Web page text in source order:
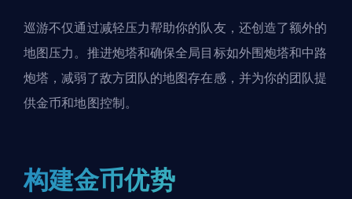
巡游不仅通过减轻压力帮助你的队友，还创造了额外的
地图压力。 推进炮塔和确保全局目标如外围炮塔和中路
炮塔，减弱了敌方团队的地图存在感，并为你的团队提
供金币和地图控制。
构建金币优势